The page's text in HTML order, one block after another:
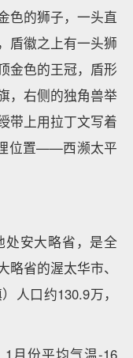
色的狮子，一头直
盾徽之上有一头狮
金色的王冠，盾形
，右侧的独角兽举
带上用拉丁文写着
位置——西濒太平
处安大略省，是全
省的渥太华市、
人口约130.9万，
月份平均气温-16